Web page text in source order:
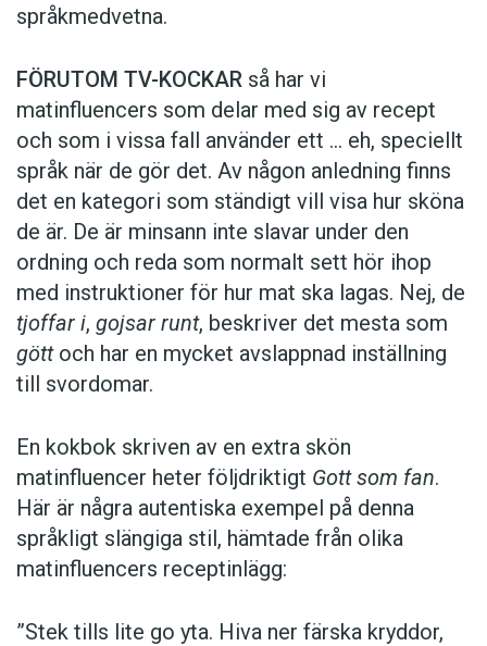
språkmedvetna.
FÖRUTOM TV-KOCKAR så har vi
matinfluencers som delar med sig av recept
och som i vissa fall ­använder ett … eh, speciellt
språk när de gör det. Av någon anledning finns
det en kategori som ständigt vill visa hur sköna
de är. De är minsann inte slavar under den
ordning och reda som normalt sett hör ihop
med instruktioner för hur mat ska lagas. Nej, de
tjoffar i, gojsar runt, beskriver det mesta som
göttoch har en mycket avslappnad inställning
till svordomar.
En kokbok ­skriven av en extra skön
matinfluencer heter följd­riktigt Gott som fan.
Här är några autentiska ­exempel på denna
språkligt slängiga stil, ­hämtade från olika
matinfluencers receptinlägg:
”Stek tills lite go yta. Hiva ner färska kryddor,